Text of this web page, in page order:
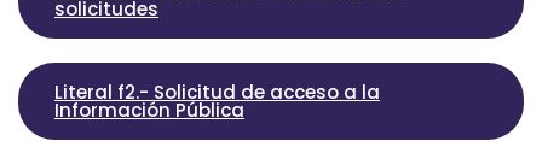
solicitudes
Literal f2.- Solicitud de acceso a la
Información Pública